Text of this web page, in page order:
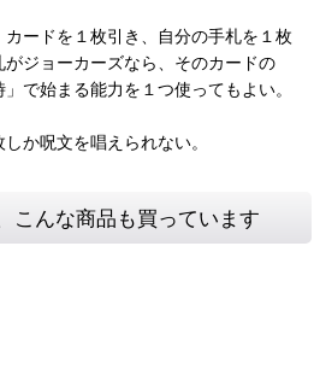
ードを１枚引き、自分の手札を１枚
ジョーカーズなら、そのカードの
で始まる能力を１つ使ってもよい。
か呪文を唱えられない。
こんな商品も買っています